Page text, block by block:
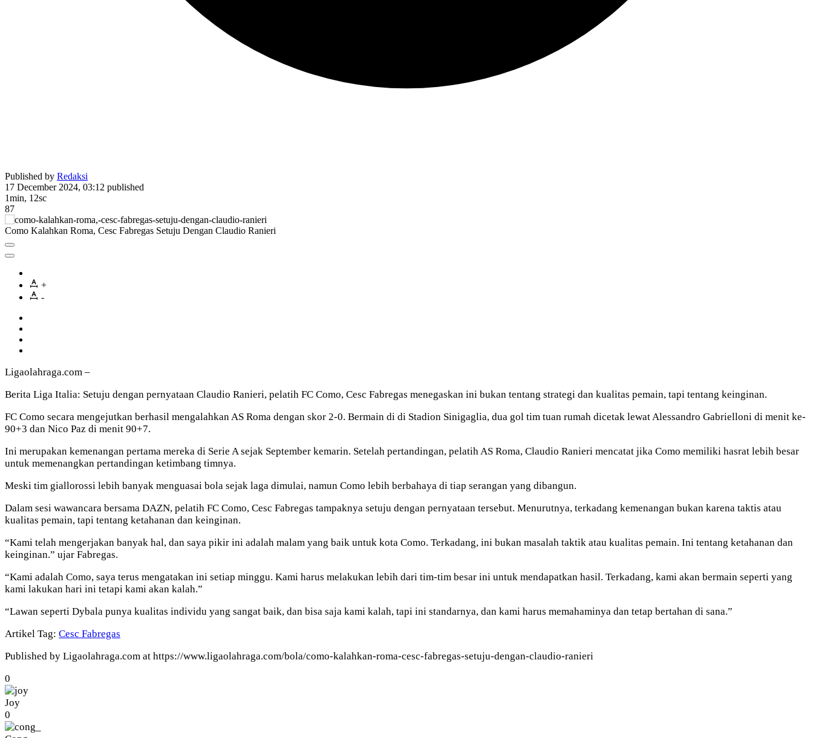
Published by Redaksi
17 December 2024, 03:12 published
1min, 12sc
87
Como Kalahkan Roma, Cesc Fabregas Setuju Dengan Claudio Ranieri
+
-
Ligaolahraga.com –
Berita Liga Italia: Setuju dengan pernyataan Claudio Ranieri, pelatih FC Como, Cesc Fabregas menegaskan ini bukan tentang strategi dan kualitas pemain, tapi tentang keinginan.
FC Como secara mengejutkan berhasil mengalahkan AS Roma dengan skor 2-0. Bermain di di Stadion Sinigaglia, dua gol tim tuan rumah dicetak lewat Alessandro Gabrielloni di menit ke-
90+3 dan Nico Paz di menit 90+7.
Ini merupakan kemenangan pertama mereka di Serie A sejak September kemarin. Setelah pertandingan, pelatih AS Roma, Claudio Ranieri mencatat jika Como memiliki hasrat lebih besar
untuk memenangkan pertandingan ketimbang timnya.
Meski tim giallorossi lebih banyak menguasai bola sejak laga dimulai, namun Como lebih berbahaya di tiap serangan yang dibangun.
Dalam sesi wawancara bersama DAZN, pelatih FC Como, Cesc Fabregas tampaknya setuju dengan pernyataan tersebut. Menurutnya, terkadang kemenangan bukan karena taktis atau
kualitas pemain, tapi tentang ketahanan dan keinginan.
“Kami telah mengerjakan banyak hal, dan saya pikir ini adalah malam yang baik untuk kota Como. Terkadang, ini bukan masalah taktik atau kualitas pemain. Ini tentang ketahanan dan
keinginan.” ujar Fabregas.
“Kami adalah Como, saya terus mengatakan ini setiap minggu. Kami harus melakukan lebih dari tim-tim besar ini untuk mendapatkan hasil. Terkadang, kami akan bermain seperti yang
kami lakukan hari ini tetapi kami akan kalah.”
“Lawan seperti Dybala punya kualitas individu yang sangat baik, dan bisa saja kami kalah, tapi ini standarnya, dan kami harus memahaminya dan tetap bertahan di sana.”
Artikel Tag: Cesc Fabregas
Published by Ligaolahraga.com at https://www.ligaolahraga.com/bola/como-kalahkan-roma-cesc-fabregas-setuju-dengan-claudio-ranieri
0
Joy
0